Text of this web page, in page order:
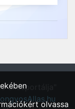
állásportálja"
olvassa